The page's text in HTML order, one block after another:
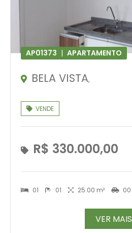
AP01373 | APARTAMENTO
BELA VISTA,
VENDE
R$ 330.000,00
01 01 25.00 m² 00
VER MAIS